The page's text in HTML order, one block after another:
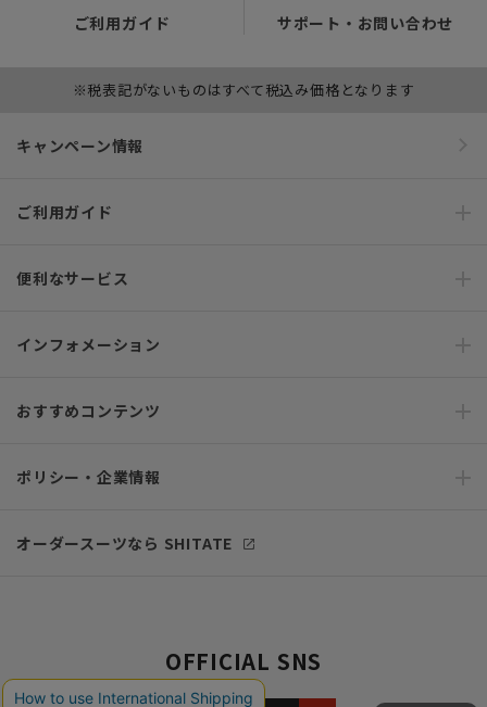
ご利用ガイド サポート・お問い合わせ
※税表記がないものはすべて税込み価格となります
キャンペーン情報
ご利用ガイド
便利なサービス
インフォメーション
おすすめコンテンツ
ポリシー・企業情報
オーダースーツなら SHITATE
OFFICIAL SNS